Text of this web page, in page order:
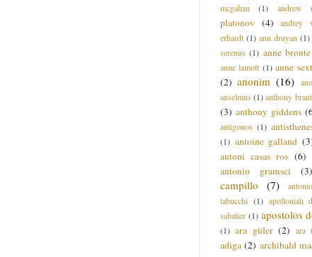
mcgahan
(1) andrew
platonov (4) andrey
erhardt (1) ann druyan (1)
serenus (1) anne bronte
anne lamott (1) anne
(2) anonim (16)
anselmus (1) anthony brant
(3) anthony giddens
antigonos (1)
(1) antoine galland
antoni casas ros (6)
antonio gramsci
(3)
campillo
(7)
tabucchi (1) apollonialı
sabatier (1) apostolos
(1) ara güler (2) ara
adiga (2) archibald